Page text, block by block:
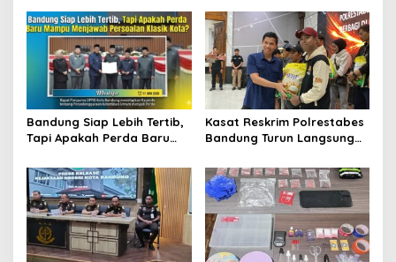
Inovasi, dan Tantangan
Global Kesehatan
Transparansi dan Keadilan
bagi Calon Murid
Bandung Siap Lebih Tertib,
Tapi Apakah Perda Baru
Persoalan Klasik Kota?
Kasat Reskrim Polrestabes
Bandung Turun Langsung